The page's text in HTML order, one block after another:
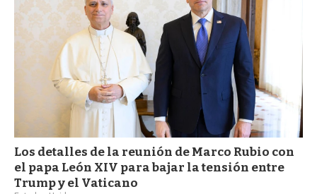
Los detalles de la reunión de Marco Rubio con
el papa León XIV para bajar la tensión entre
Trump y el Vaticano